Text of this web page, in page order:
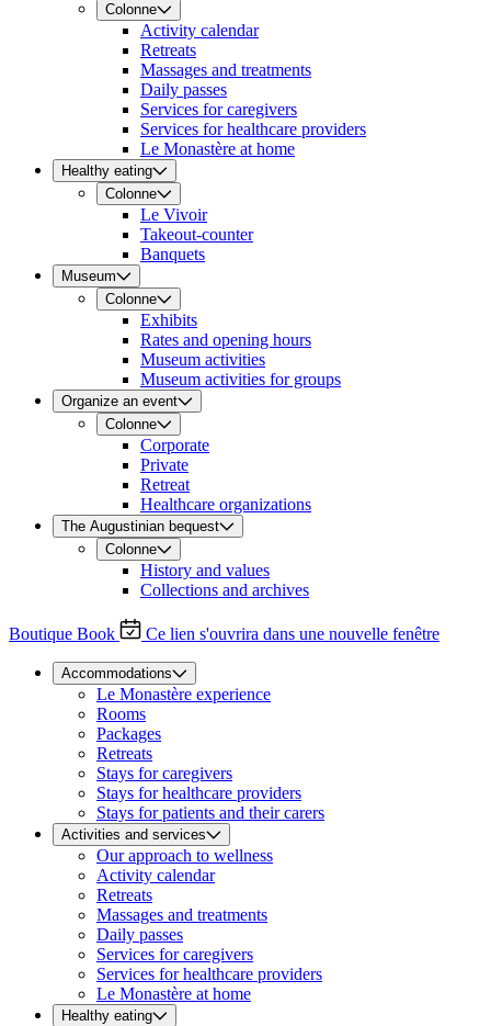
Colonne
Activity calendar
Retreats
Massages and treatments
Daily passes
Services for caregivers
Services for healthcare providers
Le Monastère at home
Healthy eating
Colonne
Le Vivoir
Takeout-counter
Banquets
Museum
Colonne
Exhibits
Rates and opening hours
Museum activities
Museum activities for groups
Organize an event
Colonne
Corporate
Private
Retreat
Healthcare organizations
The Augustinian bequest
Colonne
History and values
Collections and archives
Boutique Book Ce lien s'ouvrira dans une nouvelle fenêtre
Accommodations
Le Monastère experience
Rooms
Packages
Retreats
Stays for caregivers
Stays for healthcare providers
Stays for patients and their carers
Activities and services
Our approach to wellness
Activity calendar
Retreats
Massages and treatments
Daily passes
Services for caregivers
Services for healthcare providers
Le Monastère at home
Healthy eating